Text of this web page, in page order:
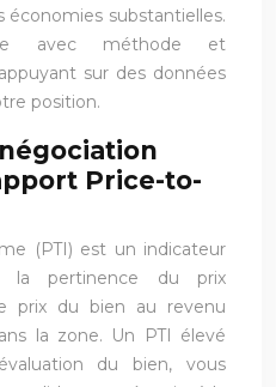
substantielles.
avec méthode et
sur des données
position.
Price-to-
(PTI) est un indicateur
la pertinence du prix
prix du bien au revenu
la zone. Un PTI élevé
du bien, vous